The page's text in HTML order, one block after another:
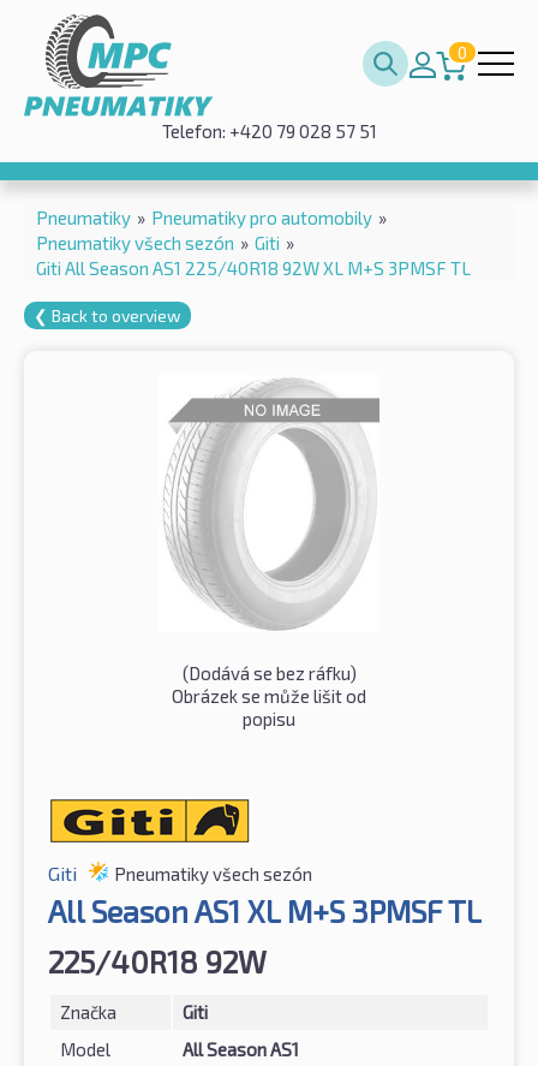
0
Telefon: +420 79 028 57 51
Pneumatiky » Pneumatiky pro automobily »
Pneumatiky všech sezón » Giti »
Giti All Season AS1 225/40R18 92W XL M+S 3PMSF TL
❮ Back to overview
(Dodává se bez ráfku)
Obrázek se může lišit od
popisu
Giti Pneumatiky všech sezón
All Season AS1 XL M+S 3PMSF TL
225/40R18 92W
Značka
Giti
Model
All Season AS1